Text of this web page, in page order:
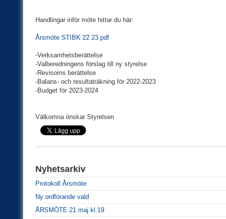
Handlingar inför möte hittar du här:
Årsmöte STIBK 22 23.pdf
-Verksamhetsberättelse
-Valberedningens förslag till ny styrelse
-Revisorns berättelse
-Balans- och resultaträkning för 2022-2023
-Budget för 2023-2024
Välkomna önskar Styrelsen
Nyhetsarkiv
Protokoll Årsmöte
Ny ordförande vald
ÅRSMÖTE 21 maj kl.19